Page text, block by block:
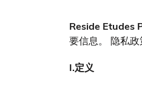
Reside Etudes
要信息。 隐私政
I.定义